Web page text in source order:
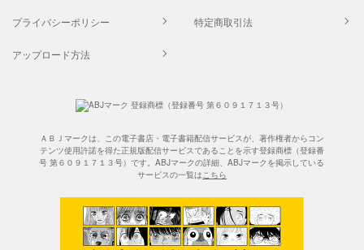
プライバシーポリシー 特定商取引法
アップロード方法
ＡＢＪマークは、この電子書店・電子書籍配信サービスが、著作権者からコン
テンツ使用許諾を得た正規版配信サービスであることを示す登録商標（登録番
号 第６０９１７１３号）です。ABJマークの詳細、ABJマークを掲示している
サービスの一覧はこちら